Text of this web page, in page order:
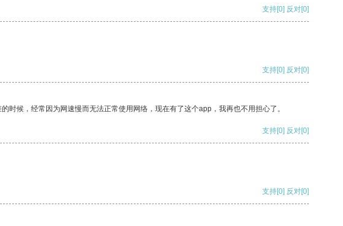
支持[0] 反对[0]
支持[0] 反对[0]
候，经常因为网速慢而无法正常使用网络，现在有了这个app，我再也不用担心了。
支持[0] 反对[0]
支持[0] 反对[0]